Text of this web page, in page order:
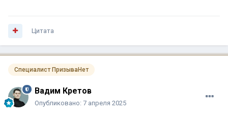
Цитата
Специалист ПризываНет
Вадим Кретов
Опубликовано: 7 апреля 2025